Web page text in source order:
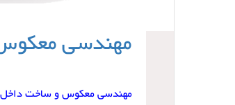
مهندسی
مهندسی معکوس و ساخت داخل